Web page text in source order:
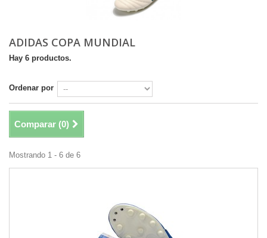
ADIDAS COPA MUNDIAL
Hay 6 productos.
Ordenar por
Comparar (0)
Mostrando 1 - 6 de 6